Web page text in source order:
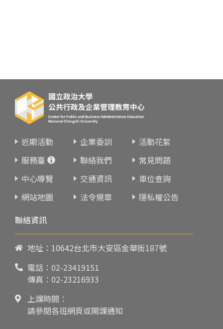
近期活動 企業委訓
活動花絮
服務臺
聯絡我們
常見問題
中心導覽
交通資訊
車位查詢
網站地圖
法令規章
隱私權公告
聯絡資訊
地址：10642台北市大安區金華街187號
電話： 02-23419151
傳真：02-23216933
上課時間：
請參閱各班網頁或開課通知